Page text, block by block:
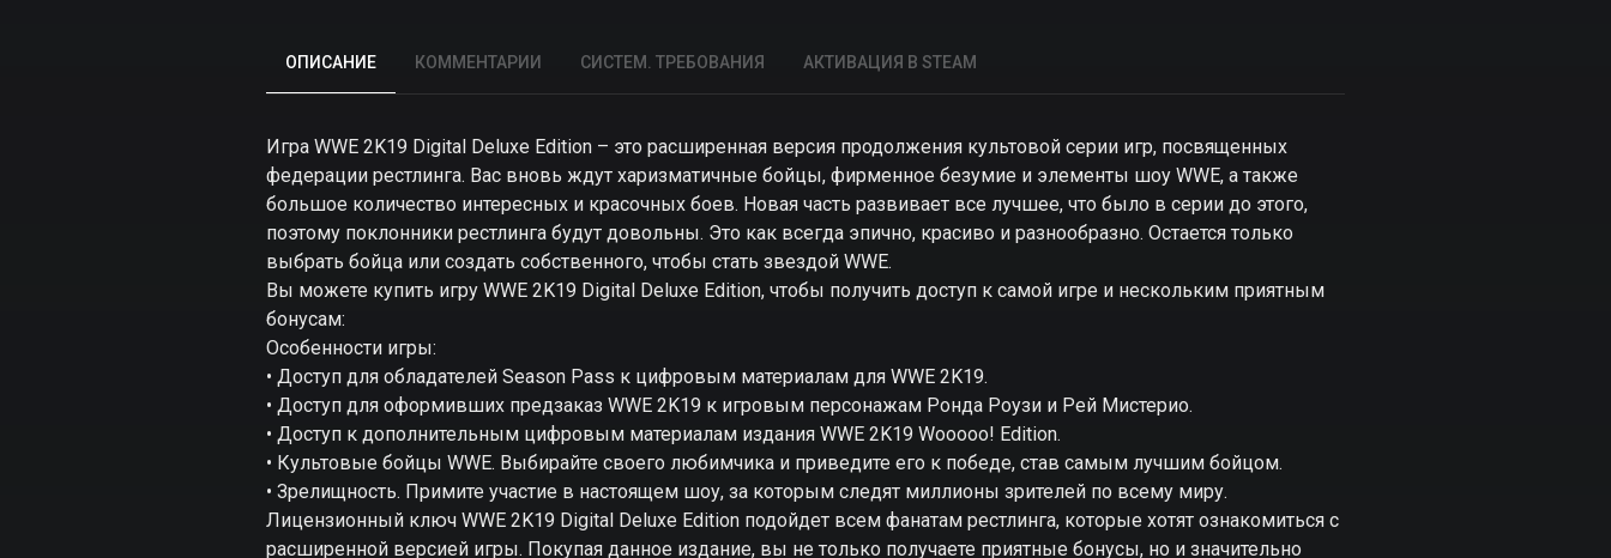
ОПИСАНИЕ КОММЕНТАРИИ СИСТЕМ. ТРЕБОВАНИЯ АКТИВАЦИЯ В STEAM
Игра WWE 2K19 Digital Deluxe Edition – это расширенная версия продолжения культовой серии игр, посвященных
федерации рестлинга. Вас вновь ждут харизматичные бойцы, фирменное безумие и элементы шоу WWE, а также
большое количество интересных и красочных боев. Новая часть развивает все лучшее, что было в серии до этого,
поэтому поклонники рестлинга будут довольны. Это как всегда эпично, красиво и разнообразно. Остается только
выбрать бойца или создать собственного, чтобы стать звездой WWE.
Вы можете купить игру WWE 2K19 Digital Deluxe Edition, чтобы получить доступ к самой игре и нескольким приятным
бонусам:
Особенности игры:
• Доступ для обладателей Season Pass к цифровым материалам для WWE 2K19.
• Доступ для оформивших предзаказ WWE 2K19 к игровым персонажам Ронда Роузи и Рей Мистерио.
• Доступ к дополнительным цифровым материалам издания WWE 2K19 Wooooo! Edition.
• Культовые бойцы WWE. Выбирайте своего любимчика и приведите его к победе, став самым лучшим бойцом.
• Зрелищность. Примите участие в настоящем шоу, за которым следят миллионы зрителей по всему миру.
Лицензионный ключ WWE 2K19 Digital Deluxe Edition подойдет всем фанатам рестлинга, которые хотят ознакомиться с
расширенной версией игры. Покупая данное издание, вы не только получаете приятные бонусы, но и значительно